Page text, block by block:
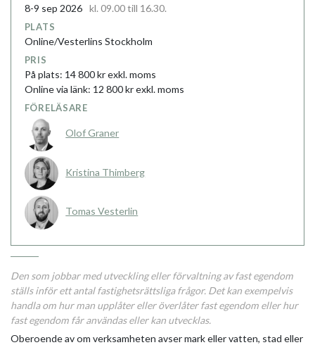
8-9 sep 2026 kl. 09.00 till 16.30.
PLATS
Online/Vesterlins Stockholm
PRIS
På plats: 14 800 kr exkl. moms
Online via länk: 12 800 kr exkl. moms
FÖRELÄSARE
Olof Graner
Kristina Thimberg
Tomas Vesterlin
Den som jobbar med utveckling eller förvaltning av fast egendom
ställs inför ett antal fastighetsrättsliga frågor. Det kan exempelvis
handla om hur man upplåter eller överlåter fast egendom eller hur
fast egendom får användas eller kan utvecklas.
Oberoende av om verksamheten avser mark eller vatten, stad eller